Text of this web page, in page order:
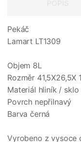
Pekáč
Lamart LT1309
Objem 8L
Rozměr 41,5X26,5X
Materiál hliník / sklo
Povrch nepřilnavý
Barva černá
Vyrobeno z vysoce